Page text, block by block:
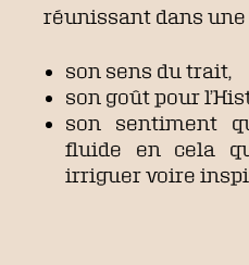
réunissant dans
son sens du trait,
son goût pour
son sentiment
fluide en cela
irriguer voire